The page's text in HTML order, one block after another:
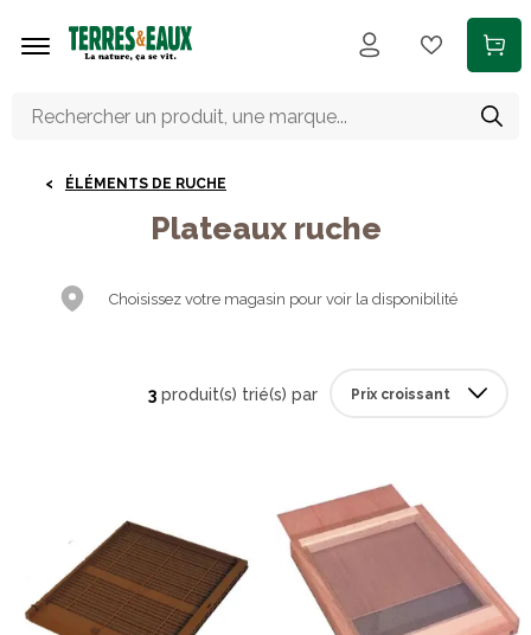
ÉLÉMENTS DE RUCHE
Plateaux ruche
Choisissez votre magasin pour voir la disponibilité
3 produit(s) trié(s) par